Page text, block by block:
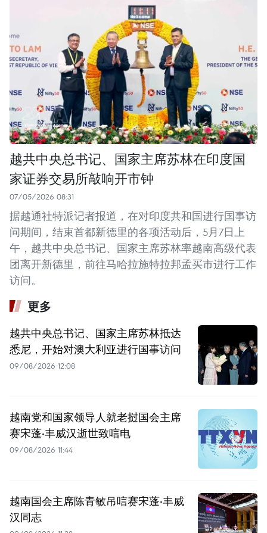
越共中央总书记、国家主席苏林在印度国
家证券交易所敲响开市钟
07/05/2026 08:31
据越通社特派记者报道，在对印度共和国进行国事访
问期间，结束首都新德里的各项活动后，5月7日上
午，越共中央总书记、国家主席苏林率越南高级代表
团离开新德里，前往马哈拉施特拉邦孟买市进行工作
访问。
更多
越共中央总书记、国家主席苏林抵达
悉尼，开始对澳大利亚进行国事访问
09/08/2026 12:08
越南党和国家领导人就老挝国会主席
赛宋蓬·丰威汉逝世致唁电
09/08/2026 11:44
越南国会主席陈青敏吊唁赛宋蓬·丰威
汉同志